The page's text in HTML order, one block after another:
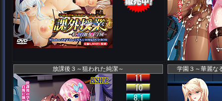
放課後３～狙われた純潔～ 学園３～華麗な